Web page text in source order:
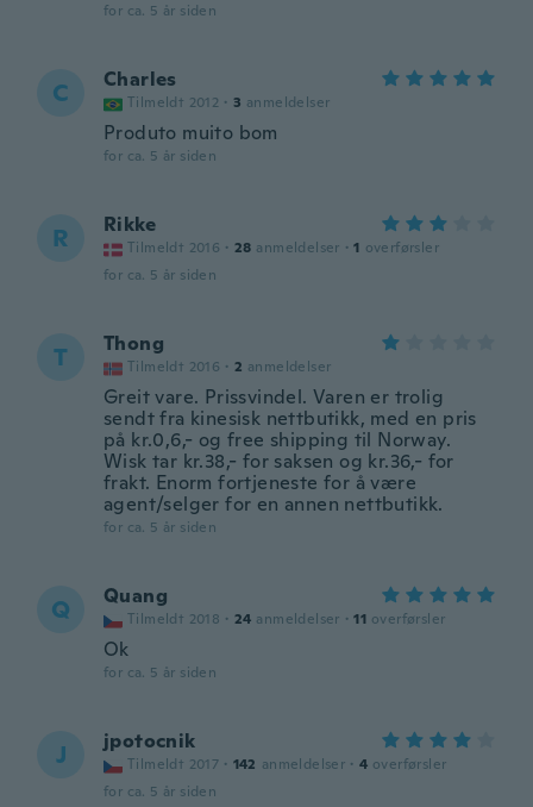
for ca. 5 år siden
C Charles
Tilmeldt 2012 · 3 anmeldelser
Produto muito bom
for ca. 5 år siden
R Rikke
Tilmeldt 2016 · 28 anmeldelser · 1 overførsler
for ca. 5 år siden
T Thong
Tilmeldt 2016 · 2 anmeldelser
Greit vare. Prissvindel. Varen er trolig
sendt fra kinesisk nettbutikk, med en pris
på kr.0,6,- og free shipping til Norway.
Wisk tar kr.38,- for saksen og kr.36,- for
frakt. Enorm fortjeneste for å være
agent/selger for en annen nettbutikk.
for ca. 5 år siden
Q Quang
Tilmeldt 2018 · 24 anmeldelser · 11 overførsler
Ok
for ca. 5 år siden
J jpotocnik
Tilmeldt 2017 · 142 anmeldelser · 4 overførsler
for ca. 5 år siden